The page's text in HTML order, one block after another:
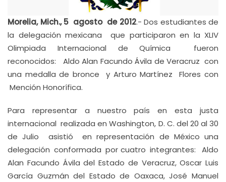
Morelia, Mich., 5 agosto de 2012.- Dos estudiantes de
la delegación mexicana que participaron en la XLIV
Olimpiada Internacional de Química fueron
reconocidos: Aldo Alan Facundo Ávila de Veracruz con
una medalla de bronce y Arturo Martínez Flores con
Mención Honorífica.
Para representar a nuestro país en esta justa
internacional realizada en Washington, D. C. del 20 al 30
de Julio asistió en representación de México una
delegación conformada por cuatro integrantes: Aldo
Alan Facundo Ávila del Estado de Veracruz, Oscar Luis
García Guzmán del Estado de Oaxaca, José Manuel